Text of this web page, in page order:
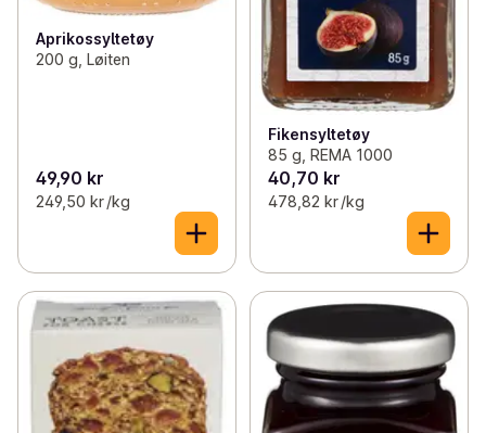
Aprikossyltetøy
200 g, Løiten
49,90 kr
249,50 kr /kg
Fikensyltetøy
85 g, REMA 1000
40,70 kr
478,82 kr /kg